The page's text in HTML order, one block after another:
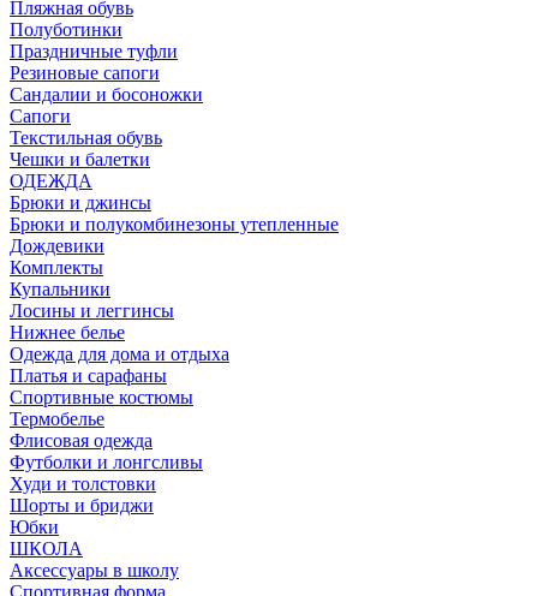
Пляжная обувь
Полуботинки
Праздничные туфли
Резиновые сапоги
Сандалии и босоножки
Сапоги
Текстильная обувь
Чешки и балетки
ОДЕЖДА
Брюки и джинсы
Брюки и полукомбинезоны утепленные
Дождевики
Комплекты
Купальники
Лосины и леггинсы
Нижнее белье
Одежда для дома и отдыха
Платья и сарафаны
Спортивные костюмы
Термобелье
Флисовая одежда
Футболки и лонгсливы
Худи и толстовки
Шорты и бриджи
Юбки
ШКОЛА
Аксессуары в школу
Спортивная форма